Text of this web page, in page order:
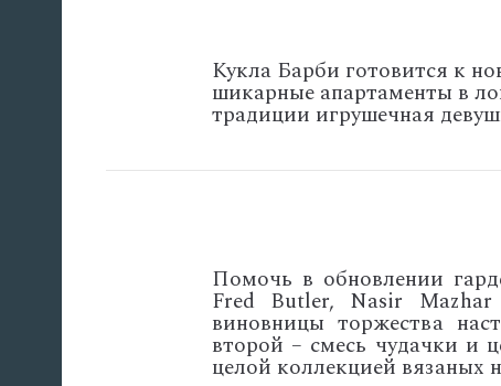
Кукла Барби готовится к
шикарные апартаменты в
традиции игрушечная
Помочь в обновлении
Fred Butler, Nasir
виновницы торжества
второй – смесь чудачки и
целой коллекцией вязаных